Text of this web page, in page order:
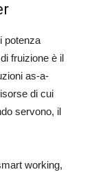
potenza
fruizione è il
as-a-
di cui
servono, il
working,